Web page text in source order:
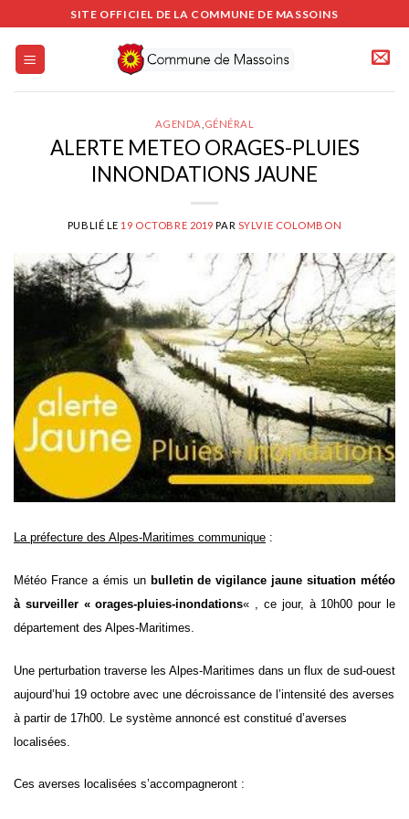
au
contenu
SITE OFFICIEL DE LA COMMUNE DE MASSOINS
AGENDA GÉNÉRAL
ALERTE METEO ORAGES-PLUIES
INNONDATIONS JAUNE
PUBLIÉ LE 19 OCTOBRE 2019 PAR SYLVIE COLOMBON
La préfecture des Alpes-Maritimes communique :
Météo France a émis un bulletin de vigilance jaune situation météo
à surveiller « orages-pluies-inondations« , ce jour, à 10h00pour le
département des Alpes-Maritimes.
Une perturbation traverse les Alpes-Maritimes dans un flux de sud-ouest
aujourd’hui 19 octobre avec une décroissance de l’intensité des averses
à partir de 17h00. Le système annoncé est constitué d’averses
localisées.
Ces averses localisées s’accompagneront :